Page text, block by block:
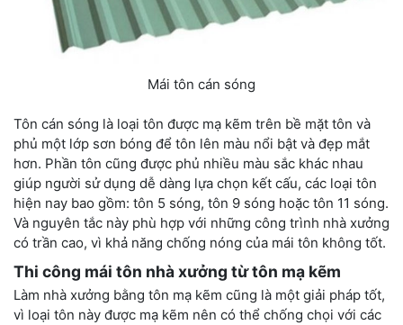
Mái tôn cán sóng
Tôn cán sóng là loại tôn được mạ kẽm trên bề mặt tôn và
phủ một lớp sơn bóng để tôn lên màu nổi bật và đẹp mắt
hơn. Phần tôn cũng được phủ nhiều màu sắc khác nhau
giúp người sử dụng dễ dàng lựa chọn kết cấu, các loại tôn
hiện nay bao gồm: tôn 5 sóng, tôn 9 sóng hoặc tôn 11 sóng.
Và nguyên tắc này phù hợp với những công trình nhà xưởng
có trần cao, vì khả năng chống nóng của mái tôn không tốt.
Thi công mái tôn nhà xưởng từ tôn mạ kẽm
Làm nhà xưởng bằng tôn mạ kẽm cũng là một giải pháp tốt,
vì loại tôn này được mạ kẽm nên có thể chống chọi với các